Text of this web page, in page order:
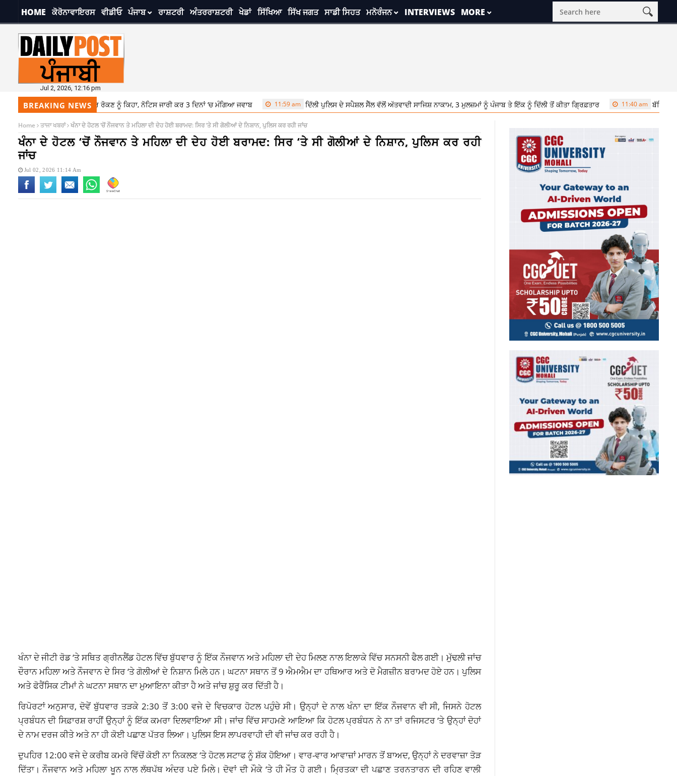
HOME ਕੋਰੋਨਾਵਾਇਰਸ ਵੀਡੀਓ ਪੰਜਾਬ ਰਾਸ਼ਟਰੀ ਅੰਤਰਰਾਸ਼ਟਰੀ ਖੇਡਾਂ ਸਿੱਖਿਆ ਸਿੱਖ ਜਗਤ ਸਾਡੀ ਸਿਹਤ ਮਨੋਰੰਜਨ INTERVIEWS MORE
Jul 2, 2026, 12:16 pm
BREAKING NEWS
ਨੂੰ Username ਫ਼ੀਚਰ ਰੋਕਣ ਨੂੰ ਕਿਹਾ, ਨੋਟਿਸ ਜਾਰੀ ਕਰ 3 ਦਿਨਾਂ ‘ਚ ਮੰਗਿਆ ਜਵਾਬ 11:59 am ਦਿੱਲੀ ਪੁਲਿਸ ਦੇ ਸਪੈਸ਼ਲ ਸੈੱਲ ਵੱਲੋਂ ਅੱਤਵਾਦੀ ਸਾਜਿਸ਼ ਨਾਕਾਮ, 3 ਮੁਲਜ਼ਮਾਂ ਨੂੰ ਪੰਜਾਬ ਤੇ ਇੱਕ ਨੂੰ ਦਿੱਲੀ ਤੋਂ ਕੀਤਾ ਗ੍ਰਿਫ਼ਤਾਰ 11:40 am ਬੱਚਿਆਂ ਨੂੰ ਅਮਰੀਕਾ
Home ਤਾਜਾ ਖਬਰਾਂ ਖੰਨਾ ਦੇ ਹੋਟਲ ‘ਚੋਂ ਨੌਜਵਾਨ ਤੇ ਮਹਿਲਾ ਦੀ ਦੇਹ ਹੋਈ ਬਰਾਮਦ: ਸਿਰ ‘ਤੇ ਸੀ ਗੋਲੀਆਂ ਦੇ ਨਿਸ਼ਾਨ, ਪੁਲਿਸ ਕਰ ਰਹੀ ਜਾਂਚ
ਖੰਨਾ ਦੇ ਹੋਟਲ ‘ਚੋਂ ਨੌਜਵਾਨ ਤੇ ਮਹਿਲਾ ਦੀ ਦੇਹ ਹੋਈ ਬਰਾਮਦ: ਸਿਰ ‘ਤੇ ਸੀ ਗੋਲੀਆਂ ਦੇ ਨਿਸ਼ਾਨ, ਪੁਲਿਸ ਕਰ ਰਹੀ
ਜਾਂਚ
Jul 02, 2026 11:14 Am
ਖੰਨਾ ਦੇ ਜੀਟੀ ਰੋਡ ‘ਤੇ ਸਥਿਤ ਗ੍ਰੀਨਲੈਂਡ ਹੋਟਲ ਵਿੱਚ ਬੁੱਧਵਾਰ ਨੂੰ ਇੱਕ ਨੌਜਵਾਨ ਅਤੇ ਮਹਿਲਾ ਦੀ ਦੇਹ ਮਿਲਣ ਨਾਲ ਇਲਾਕੇ ਵਿੱਚ ਸਨਸਨੀ ਫੈਲ ਗਈ। ਮੁੱਢਲੀ ਜਾਂਚ
ਦੌਰਾਨ ਮਹਿਲਾ ਅਤੇ ਨੌਜਵਾਨ ਦੇ ਸਿਰ ‘ਤੇ ਗੋਲੀਆਂ ਦੇ ਨਿਸ਼ਾਨ ਮਿਲੇ ਹਨ। ਘਟਨਾ ਸਥਾਨ ਤੋਂ 9 ਐਮਐਮ ਦਾ ਹਥਿਆਰ ਅਤੇ ਦੋ ਮੈਗਜ਼ੀਨ ਬਰਾਮਦ ਹੋਏ ਹਨ। ਪੁਲਿਸ
ਅਤੇ ਫੋਰੈਂਸਿਕ ਟੀਮਾਂ ਨੇ ਘਟਨਾ ਸਥਾਨ ਦਾ ਮੁਆਇਨਾ ਕੀਤਾ ਹੈ ਅਤੇ ਜਾਂਚ ਸ਼ੁਰੂ ਕਰ ਦਿੱਤੀ ਹੈ।
ਰਿਪੋਰਟਾਂ ਅਨੁਸਾਰ, ਦੋਵੇਂ ਬੁੱਧਵਾਰ ਤੜਕੇ 2:30 ਤੋਂ 3:00 ਵਜੇ ਦੇ ਵਿਚਕਾਰ ਹੋਟਲ ਪਹੁੰਚੇ ਸੀ। ਉਨ੍ਹਾਂ ਦੇ ਨਾਲ ਖੰਨਾ ਦਾ ਇੱਕ ਨੌਜਵਾਨ ਵੀ ਸੀ, ਜਿਸਨੇ ਹੋਟਲ
ਪ੍ਰਬੰਧਨ ਦੀ ਸਿਫ਼ਾਰਸ਼ ਰਾਹੀਂ ਉਨ੍ਹਾਂ ਨੂੰ ਇੱਕ ਕਮਰਾ ਦਿਲਵਾਇਆ ਸੀ। ਜਾਂਚ ਵਿੱਚ ਸਾਹਮਣੇ ਆਇਆ ਕਿ ਹੋਟਲ ਪ੍ਰਬੰਧਨ ਨੇ ਨਾ ਤਾਂ ਰਜਿਸਟਰ ‘ਤੇ ਉਨ੍ਹਾਂ ਦੋਹਾਂ
ਦੇ ਨਾਮ ਦਰਜ ਕੀਤੇ ਅਤੇ ਨਾ ਹੀ ਕੋਈ ਪਛਾਣ ਪੱਤਰ ਲਿਆ। ਪੁਲਿਸ ਇਸ ਲਾਪਰਵਾਹੀ ਦੀ ਵੀ ਜਾਂਚ ਕਰ ਰਹੀ ਹੈ।
ਦੁਪਹਿਰ 12:00 ਵਜੇ ਦੇ ਕਰੀਬ ਕਮਰੇ ਵਿੱਚੋਂ ਕੋਈ ਨਾ ਨਿਕਲਣ ‘ਤੇ ਹੋਟਲ ਸਟਾਫ ਨੂੰ ਸ਼ੱਕ ਹੋਇਆ। ਵਾਰ-ਵਾਰ ਆਵਾਜ਼ਾਂ ਮਾਰਨ ਤੋਂ ਬਾਅਦ, ਉਨ੍ਹਾਂ ਨੇ ਦਰਵਾਜ਼ਾ ਤੋੜ
ਦਿੱਤਾ। ਨੌਜਵਾਨ ਅਤੇ ਮਹਿਲਾ ਖੂਨ ਨਾਲ ਲੱਥਪੱਥ ਅੰਦਰ ਪਏ ਮਿਲੇ। ਦੋਵਾਂ ਦੀ ਮੌਕੇ ‘ਤੇ ਹੀ ਮੌਤ ਹੋ ਗਈ। ਮ੍ਰਿਤਕਾ ਦੀ ਪਛਾਣ ਤਰਨਤਾਰਨ ਦੀ ਰਹਿਣ ਵਾਲੀ